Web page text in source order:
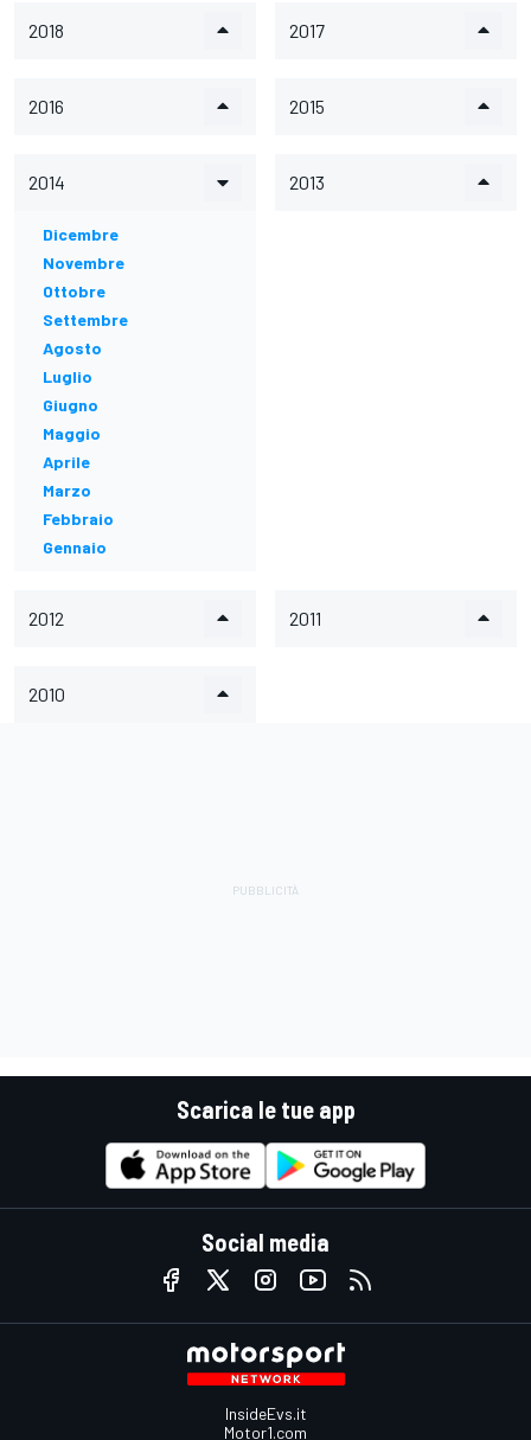
2018 2017
2016 2015
2014
Dicembre
Novembre
Ottobre
Settembre
Agosto
Luglio
Giugno
Maggio
Aprile
Marzo
Febbraio
Gennaio
2013
2012 2011
2010
Scarica le tue app
Social media
InsideEvs.it
Motor1.com